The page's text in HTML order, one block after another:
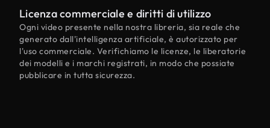
Licenza commerciale e diritti di utilizzo
Ogni video presente nella nostra libreria, sia reale che
generato dall'intelligenza artificiale, è autorizzato per
l'uso commerciale. Verifichiamo le licenze, le liberatorie
dei modelli e i marchi registrati, in modo che possiate
pubblicare in tutta sicurezza.